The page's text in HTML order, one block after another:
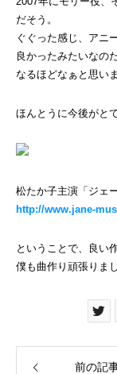
だそう。
ぐぐった感じ、アニ
良かったみたいなの
なるほどなぁと思いま
ほんとうに今後がと
松たか子主演「ジェ
http://www.jane-
ということで、良い
僕も曲作り頑張りま
前の記